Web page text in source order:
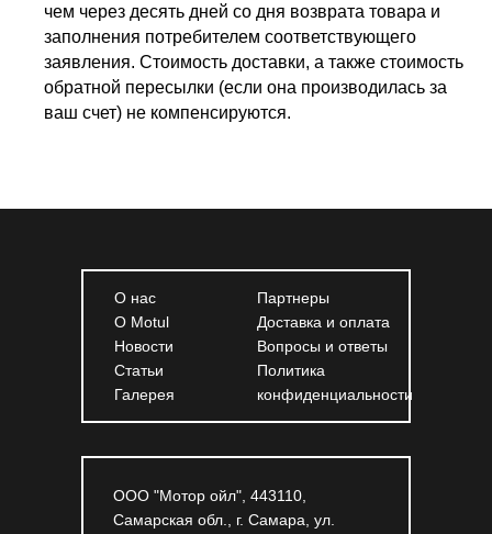
чем через десять дней со дня возврата товара и
заполнения потребителем соответствующего
заявления. Стоимость доставки, а также стоимость
обратной пересылки (если она производилась за
ваш счет) не компенсируются.
ООО "Мотор ойл", 443110,
Самарская обл., г. Самара, ул.
О нас
О Motul
Новости
Статьи
Галерея
Партнеры
Доставка и оплата
Вопросы и ответы
Политика
конфиденциальности